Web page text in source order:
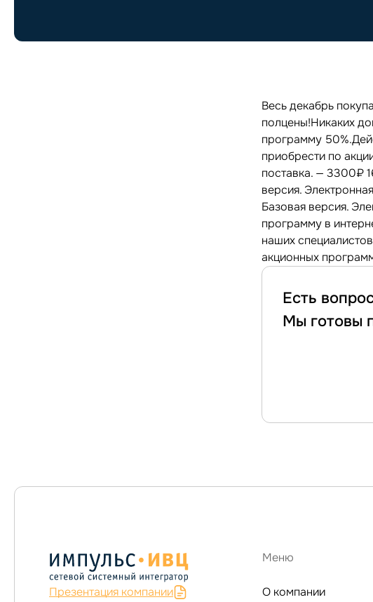
Весь декабрь
полцены!Никаких
программу
приобрести по
поставка. — 3300₽
версия.
Базовая версия.
программу в
наших
акционных
Есть
Мы готовы
Презентация компании
Меню
О компании